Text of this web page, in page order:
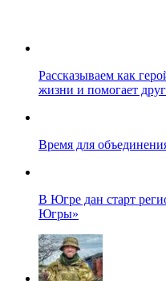
Рассказываем как
жизни и помогает
Время для
В Югре дан старт
Югры»